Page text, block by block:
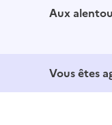
Aux
Vous êtes